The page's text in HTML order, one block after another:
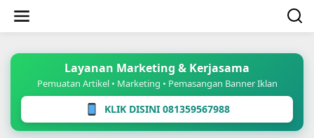
konten
Layanan Marketing & Kerjasama
Pemuatan Artikel • Marketing • Pemasangan Banner Iklan
KLIK DISINI 081359567988